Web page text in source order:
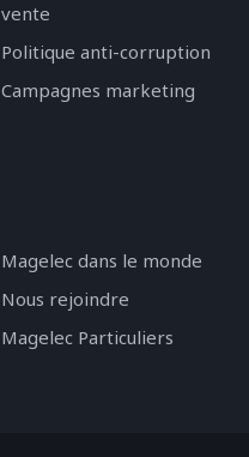
vente
Politique anti-corruption
Campagnes marketing
Magelec dans le monde
Nous rejoindre
Magelec Particuliers